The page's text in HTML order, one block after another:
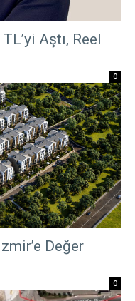
Aştı, Reel
0
Değer
0